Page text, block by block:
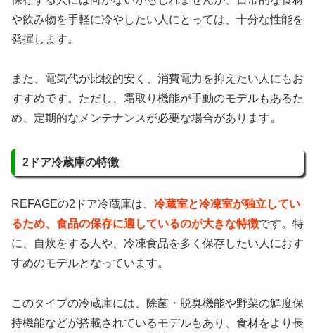
や飲み物を手軽に冷やしたい人にとっては、十分な性能を
発揮します。
また、電気代が比較的安く、消費電力を抑えたい人にもお
すすめです。ただし、霜取り機能が手動のモデルもあるた
め、定期的なメンテナンスが必要な場合があります。
2ドア冷蔵庫の特徴
REFAGEの2ドア冷蔵庫は、 冷蔵室と冷凍室が独立してい
るため、食品の保存に適しているのが大きな特徴です。特
に、自炊をする人や、冷凍食品を多く保存したい人におす
すめのモデルとなっています。
このタイプの冷蔵庫には、除菌・脱臭機能や野菜の鮮度保
持機能などが搭載されているモデルもあり、食材をより長